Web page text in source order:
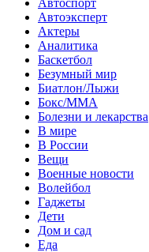
Автоспорт
Автоэксперт
Актеры
Аналитика
Баскетбол
Безумный мир
Биатлон/Лыжи
Бокс/MMA
Болезни и лекарства
В мире
В России
Вещи
Военные новости
Волейбол
Гаджеты
Дети
Дом и сад
Еда